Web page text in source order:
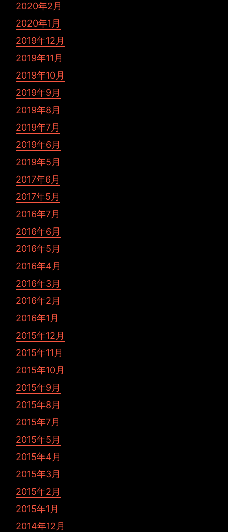
2020年2月
2020年1月
2019年12月
2019年11月
2019年10月
2019年9月
2019年8月
2019年7月
2019年6月
2019年5月
2017年6月
2017年5月
2016年7月
2016年6月
2016年5月
2016年4月
2016年3月
2016年2月
2016年1月
2015年12月
2015年11月
2015年10月
2015年9月
2015年8月
2015年7月
2015年5月
2015年4月
2015年3月
2015年2月
2015年1月
2014年12月